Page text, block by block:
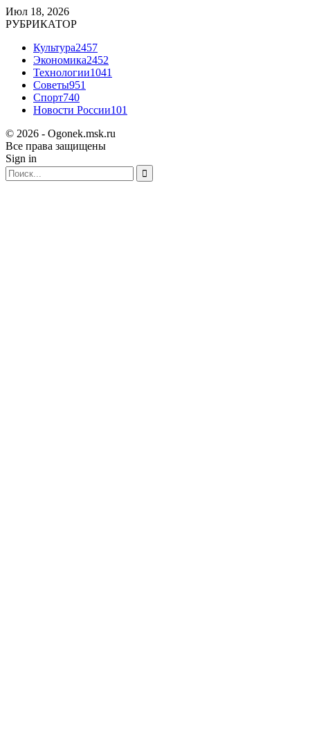
Июл 18, 2026
РУБРИКАТОР
Культура2457
Экономика2452
Технологии1041
Советы951
Спорт740
Новости России101
© 2026 - Ogonek.msk.ru
Все права защищены
Sign in